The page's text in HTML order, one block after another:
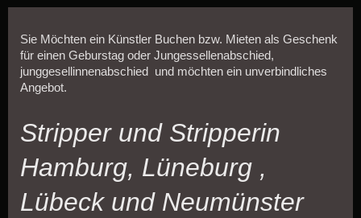
Sie Möchten ein Künstler Buchen bzw. Mieten als Geschenk
für einen Geburstag oder Jungessellenabschied,
junggesellinnenabschied und möchten ein unverbindliches
Angebot.
Stripper und Stripperin
Hamburg, Lüneburg ,
Lübeck und Neumünster